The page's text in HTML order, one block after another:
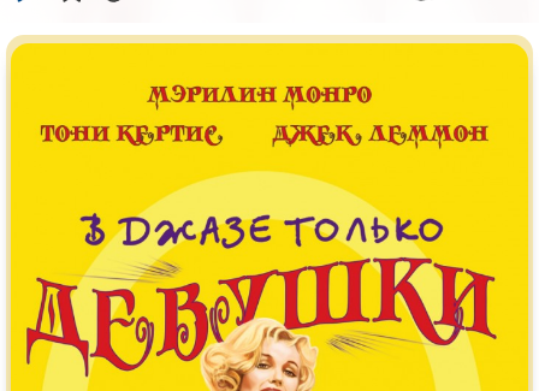
Маги и Волшебники Наркотики
Новогодние Основанное нареальных
Параллельные миры
ПереводГоблина
ПереводКубик в Кубе ПереводКураж-Бамбей
Пеплум Подростковаяжестокость
Постапокалипсис Призраки
Про акул Про апокалипсис